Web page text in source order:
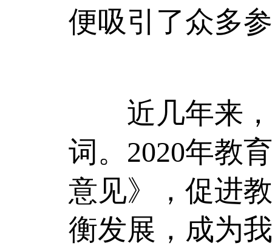
便吸引了众多
近几年来，
词。2020年教
意见》，促进
衡发展，成为